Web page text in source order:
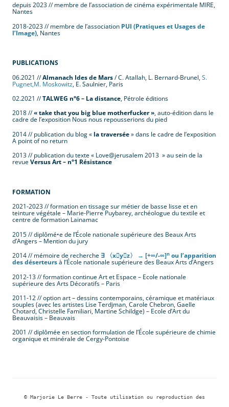
depuis 2023 // membre de l’association de cinéma expérimentale MIRE,
Nantes
2018-2023 // membre de l’association PUI (Pratiques et Usages de
l’Image), Nantes
PUBLICATIONS
06.2021 //Almanach Ides de Mars/ C. Atallah, L. Bernard-Brunel,S.
Pugnet,M. Moskowitz, E. Saulnier, Paris
02.2021 //TALWEG n°6 – La distance, Pétrole éditions
2018 //« take that you big blue motherfucker », auto-édition dans le
cadre de l’exposition Nous nous repousserions du pied
2014 // publication du blog « la traversée» dans le cadre de l’exposition
A point of no return
2013 // publication du texte « Love@jerusalem 2013 » au sein de la
revueVersus Art – n°1 Résistance
FORMATION
2021-2023 // formation en tissage sur métier de basse lisse et en
teinture végétale – Marie-Pierre Puybarey, archéologue du textile et
centre de formation Lainamac
2015 // diplômé•e de l’École nationale supérieure des Beaux Arts
d’Angers – Mention du jury
2014 // mémoire de recherche ∃ 〈xyz〉 → [+∞/-∞]n ou l’apparition
des déserteursà l’École nationale supérieure des Beaux Arts d’Angers
2012-13 // formation continue Art et Espace – Ecole nationale
supérieure des Arts Décoratifs – Paris
2011-12 // option art – dessins contemporains, céramique et matériaux
souples (avec les artistes Lise Terdjman, Carole Chebron, Gaelle
Chotard, Christelle Familiari, Martine Schildge) – Ecole d’Art du
Beauvaisis – Beauvais
2001 // diplômée en section formulation de l’École supérieure de chimie
organique et minérale de Cergy-Pontoise
© Marjorie Le Berre - Toute utilisation ou reproduction des